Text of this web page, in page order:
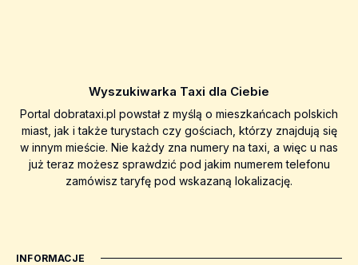
Wyszukiwarka Taxi dla Ciebie
Portal dobrataxi.pl powstał z myślą o mieszkańcach polskich
miast, jak i także turystach czy gościach, którzy znajdują się
w innym mieście. Nie każdy zna numery na taxi, a więc u nas
już teraz możesz sprawdzić pod jakim numerem telefonu
zamówisz taryfę pod wskazaną lokalizację.
INFORMACJE